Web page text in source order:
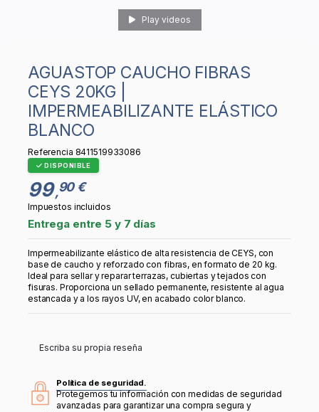
Play videos
AGUASTOP CAUCHO FIBRAS
CEYS 20KG |
IMPERMEABILIZANTE ELÁSTICO
BLANCO
Referencia 8411519933086
DISPONIBLE
99,90 €
Impuestos incluidos
Entrega entre 5 y 7 días
Impermeabilizante elástico de alta resistencia de CEYS, con
base de caucho y reforzado con fibras, en formato de 20 kg.
Ideal para sellar y reparar terrazas, cubiertas y tejados con
fisuras. Proporciona un sellado permanente, resistente al agua
estancada y a los rayos UV, en acabado color blanco.
Escriba su propia reseña
Política de seguridad.
Protegemos tu información con medidas de seguridad
avanzadas para garantizar una compra segura y